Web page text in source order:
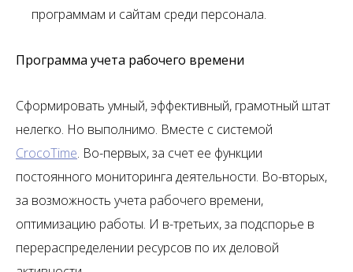
программам и сайтам среди персонала.
Программа учета рабочего времени
Сформировать умный, эффективный, грамотный штат
нелегко. Но выполнимо. Вместе с системой
CrocoTime. Во-первых, за счет ее функции
постоянного мониторинга деятельности. Во-вторых,
за возможность учета рабочего времени,
оптимизацию работы. И в-третьих, за подспорье в
перераспределении ресурсов по их деловой